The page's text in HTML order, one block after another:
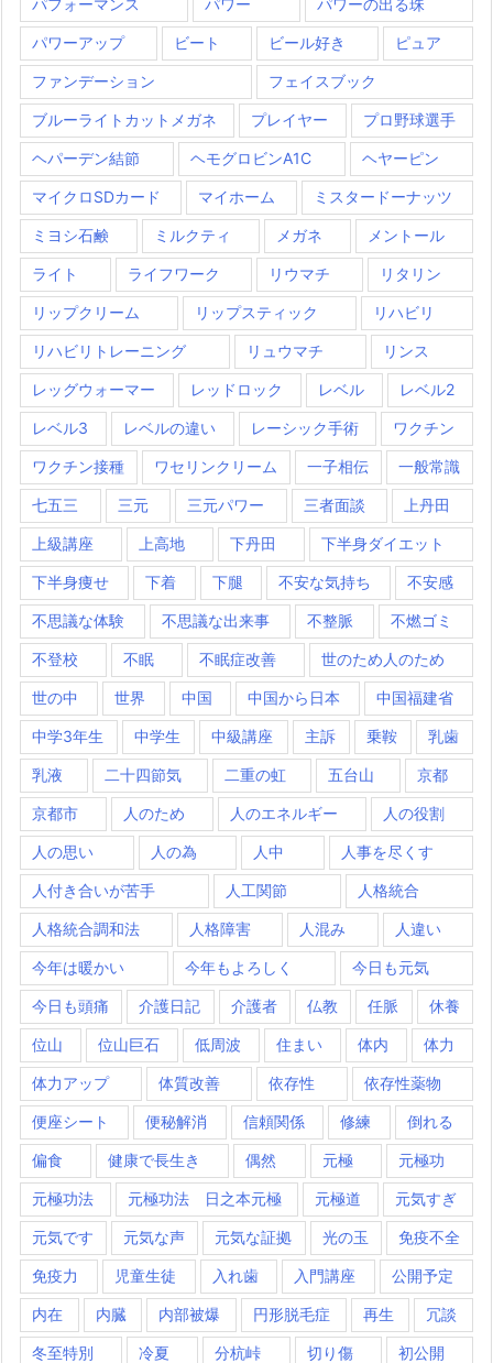
パフォーマンス パワー パワーの出る珠
パワーアップ ビート ビール好き ピュア
ファンデーション フェイスブック
ブルーライトカットメガネ プレイヤー プロ野球選手
ヘパーデン結節 ヘモグロビンA1C ヘヤーピン
マイクロSDカード マイホーム ミスタードーナッツ
ミヨシ石鹸 ミルクティ メガネ メントール
ライト ライフワーク リウマチ リタリン
リップクリーム リップスティック リハビリ
リハビリトレーニング リュウマチ リンス
レッグウォーマー レッドロック レベル レベル2
レベル3 レベルの違い レーシック手術 ワクチン
ワクチン接種 ワセリンクリーム 一子相伝 一般常識
七五三 三元 三元パワー 三者面談 上丹田
上級講座 上高地 下丹田 下半身ダイエット
下半身痩せ 下着 下腿 不安な気持ち 不安感
不思議な体験 不思議な出来事 不整脈 不燃ゴミ
不登校 不眠 不眠症改善 世のため人のため
世の中 世界 中国 中国から日本 中国福建省
中学3年生 中学生 中級講座 主訴 乗鞍 乳歯
乳液 二十四節気 二重の虹 五台山 京都
京都市 人のため 人のエネルギー 人の役割
人の思い 人の為 人中 人事を尽くす
人付き合いが苦手 人工関節 人格統合
人格統合調和法 人格障害 人混み 人違い
今年は暖かい 今年もよろしく 今日も元気
今日も頭痛 介護日記 介護者 仏教 任脈 休養
位山 位山巨石 低周波 住まい 体内 体力
体力アップ 体質改善 依存性 依存性薬物
便座シート 便秘解消 信頼関係 修練 倒れる
偏食 健康で長生き 偶然 元極 元極功
元極功法 元極功法 日之本元極 元極道 元気すぎ
元気です 元気な声 元気な証拠 光の玉 免疫不全
免疫力 児童生徒 入れ歯 入門講座 公開予定
内在 内臓 内部被爆 円形脱毛症 再生 冗談
冬至特別 冷夏 分杭峠 切り傷 初公開